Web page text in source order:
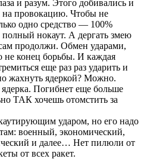
и разум. Этого добивались и
на провокацию. Чтобы не
одно средство — 100%
нокаут. А дергать змею
продолжи. Обмен ударами,
не конец борьбы. И каждая
еще раз раз ударить и
жахнуть ядеркой? Можно.
Погибнет еще больше
ТАК хочешь отомстить за
ударом, но его надо
военный, экономический,
и далее… Нет пилюли от
от всех ракет.